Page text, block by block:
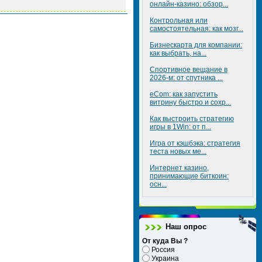
онлайн-казино: обзор...
Контрольная или
самостоятельная: как мозг...
Бизнескарта для компании:
как выбрать, на...
Спортивное вещание в
2026-м: от спутника ...
eCom: как запустить
витрину быстро и сохр...
Как выстроить стратегию
игры в 1Win: от п...
Игра от кэшбэка: стратегия
теста новых ме...
Интернет казино,
принимающие биткоин:
осн...
Наш опрос
От куда Вы ?
Россия
Украина